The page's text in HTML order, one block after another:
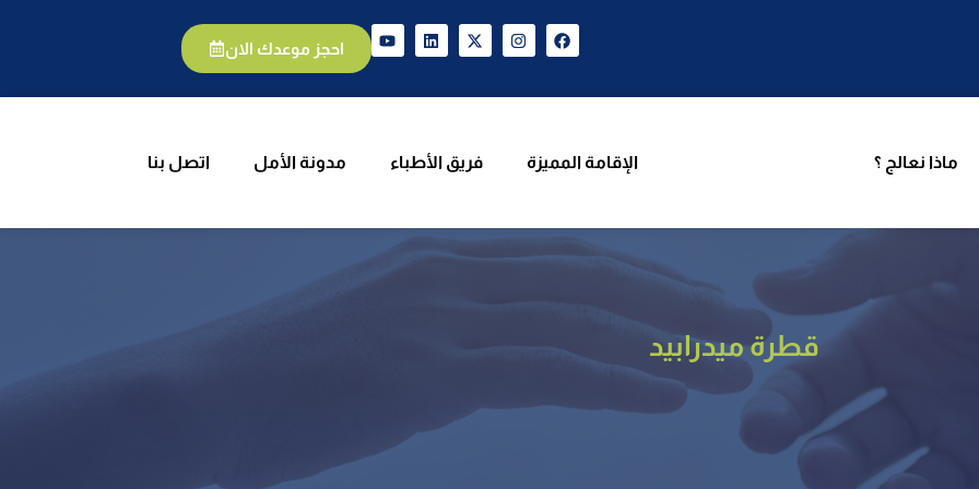
احجز موعدك الان
ماذا نعالج ؟ الإقامة المميزة فريق الأطباء مدونة الأمل اتصل بنا
الإقامة المميزة فريق الأطباء مدونة الأمل اتصل بنا
قطرة ميدرابيد